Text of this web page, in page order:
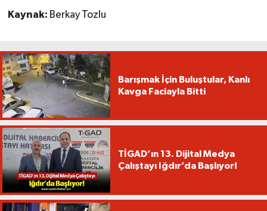
Kaynak: Berkay Tozlu
Barışmak İçin Buluştular, Kanlı
Kavga Faciayla Bitti
TİGAD’ın 13. Dijital Medya
Çalıştayı Iğdır’da Başlıyor!